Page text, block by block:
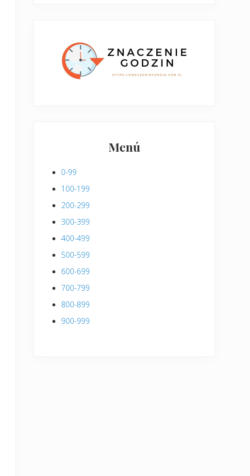
Menú
0-99
100-199
200-299
300-399
400-499
500-599
600-699
700-799
800-899
900-999